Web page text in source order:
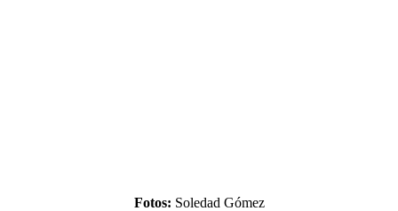
Fotos: Soledad Gómez